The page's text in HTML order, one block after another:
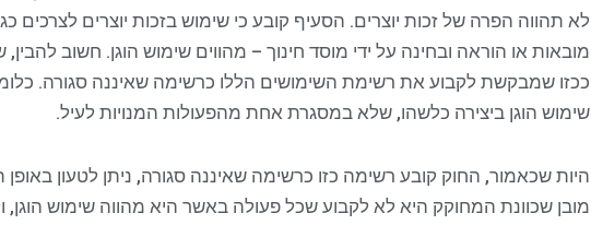
לא תהווה הפרה של זכות יוצרים. הסעיף קובע כי שימוש בזכות יוצרים לצרכים
מובאות או הוראה ובחינה על ידי מוסד חינוך – מהווים שימוש הוגן. חשוב
ככזו שמבקשת לקבוע את רשימת השימושים הללו כרשימה שאיננה סגורה.
שימוש הוגן ביצירה כלשהו, שלא במסגרת אחת מהפעולות המנויות לעיל.
היות שכאמור, החוק קובע רשימה כזו כרשימה שאיננה סגורה, ניתן לטעון
מובן שכוונת המחוקק היא לא לקבוע שכל פעולה באשר היא מהווה שימוש הוגן,